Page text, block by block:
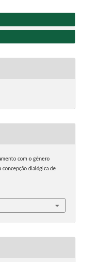
com o gênero
concepção dialógica de